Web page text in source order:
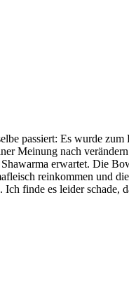
passiert: Es wurde
Meinung nach
erwartet. Die
reinkommen und
Ich finde es leider schade,